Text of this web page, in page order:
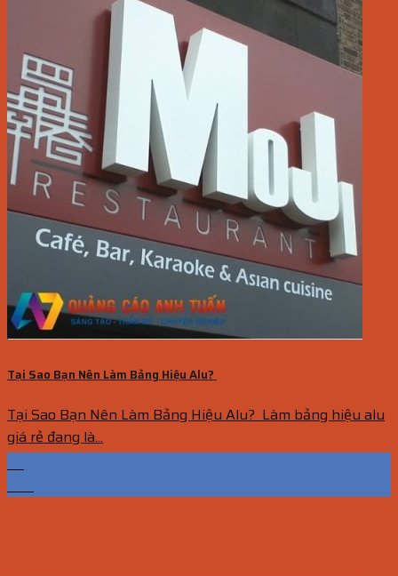
Tại Sao Bạn Nên Làm Bảng Hiệu Alu?
Tại Sao Bạn Nên Làm Bảng Hiệu Alu? Làm bảng hiệu alu
giá rẻ đang là...
28
Th6